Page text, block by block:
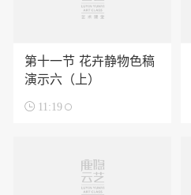
第十一节 花卉静物色稿
演示六（上）
 11:19